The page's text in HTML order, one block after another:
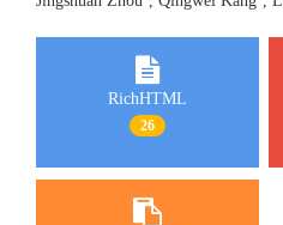
RichHTML
26